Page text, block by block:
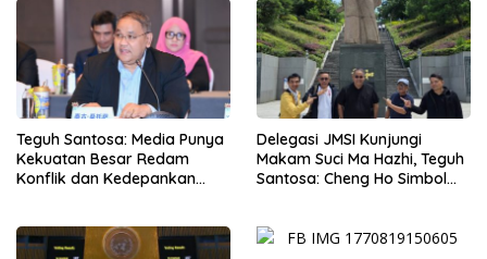
Teguh Santosa: Media Punya
Kekuatan Besar Redam
Konflik dan Kedepankan
Delegasi JMSI Kunjungi
Makam Suci Ma Hazhi, Teguh
Santosa: Cheng Ho Simbol